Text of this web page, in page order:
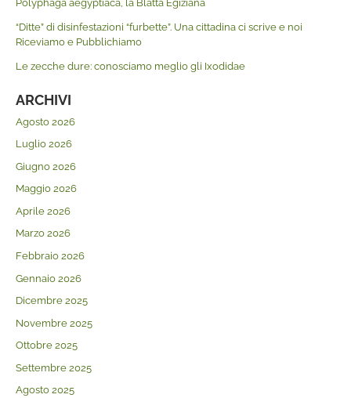
Polyphaga aegyptiaca, la Blatta Egiziana
“Ditte” di disinfestazioni “furbette”. Una cittadina ci scrive e noi
Riceviamo e Pubblichiamo
Le zecche dure: conosciamo meglio gli Ixodidae
ARCHIVI
Agosto 2026
Luglio 2026
Giugno 2026
Maggio 2026
Aprile 2026
Marzo 2026
Febbraio 2026
Gennaio 2026
Dicembre 2025
Novembre 2025
Ottobre 2025
Settembre 2025
Agosto 2025